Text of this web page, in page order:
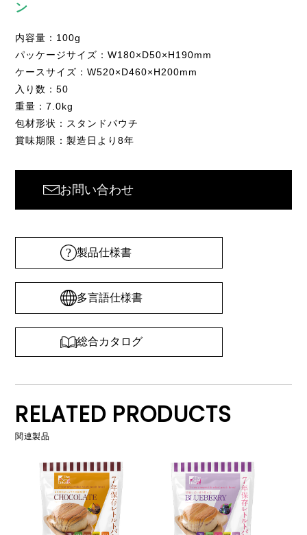
ン
内容量：100g
パッケージサイズ：W180×D50×H190mm
ケースサイズ：W520×D460×H200mm
入り数：50
重量：7.0kg
包材形状：スタンドパウチ
賞味期限：製造日より8年
お問い合わせ
製品仕様書
多言語仕様書
総合カタログ
RELATED PRODUCTS
関連製品